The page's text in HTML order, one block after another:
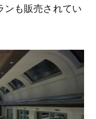
ンも販売されてい